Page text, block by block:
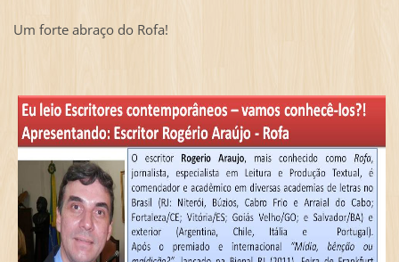
Um forte abraço do Rofa!